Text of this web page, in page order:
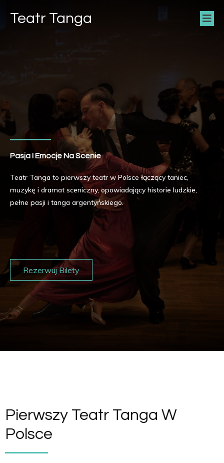
Teatr Tanga
Pasja I Emocje Na Scenie
Teatr Tanga to pierwszy teatr w Polsce łączący taniec,
muzykę i dramat sceniczny, opowiadający historie ludzkie,
pełne pasji i tanga argentyńskiego.
Rezerwuj Bilety
Pierwszy Teatr Tanga W
Polsce